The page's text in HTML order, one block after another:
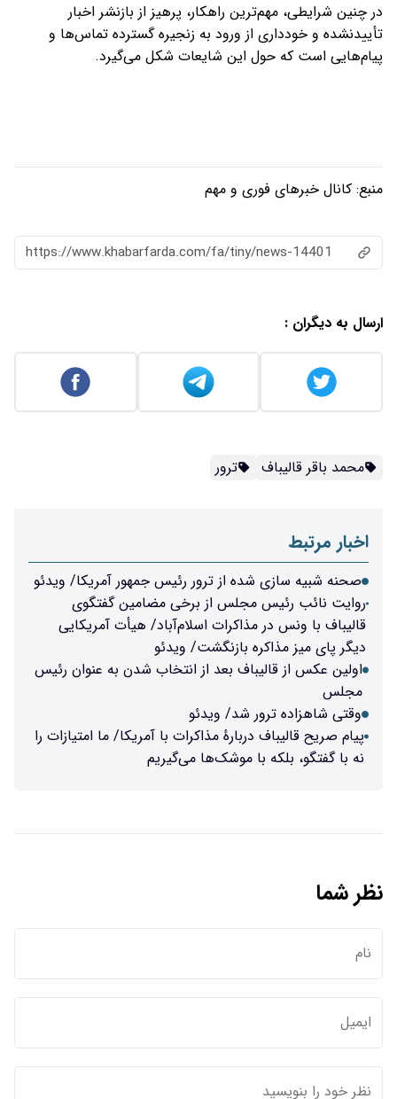
در چنین شرایطی، مهم‌ترین راهکار، پرهیز از بازنشر اخبار
تأییدنشده و خودداری از ورود به زنجیره گسترده تماس‌ها و
پیام‌هایی است که حول این شایعات شکل می‌گیرد.
منبع: کانال خبرهای فوری و مهم
https://www.khabarfarda.com/fa/tiny/news-14401
ارسال به دیگران :
محمد باقر قالیباف ترور
اخبار مرتبط
صحنه شبیه سازی شده از ترور رئیس جمهور آمریکا/ ویدئو
روایت نائب رئیس مجلس از برخی مضامین گفتگوی
قالیباف با ونس در مذاکرات اسلام‌آباد/ هیأت آمریکایی
دیگر پای میز مذاکره بازنگشت/ ویدئو
اولین عکس از قالیباف بعد از انتخاب شدن به عنوان رئیس
مجلس
وقتی شاهزاده ترور شد/ ویدئو
پیام صریح قالیباف دربارهٔ مذاکرات با آمریکا/ ما امتیازات را
نه با گفتگو، بلکه با موشک‌ها می‌گیریم
نظر شما